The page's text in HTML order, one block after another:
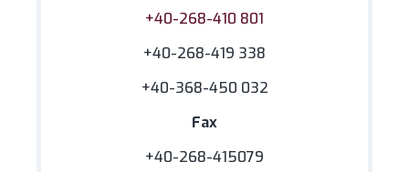
+40-268-410 801
+40-268-419 338
+40-368-450 032
Fax
+40-268-415079